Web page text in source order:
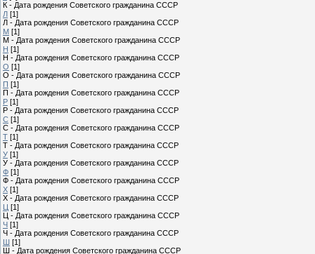
К - Дата рождения Советского гражданина СССР
Л [1]
Л - Дата рождения Советского гражданина СССР
М [1]
М - Дата рождения Советского гражданина СССР
Н [1]
Н - Дата рождения Советского гражданина СССР
О [1]
О - Дата рождения Советского гражданина СССР
П [1]
П - Дата рождения Советского гражданина СССР
Р [1]
Р - Дата рождения Советского гражданина СССР
С [1]
С - Дата рождения Советского гражданина СССР
Т [1]
Т - Дата рождения Советского гражданина СССР
У [1]
У - Дата рождения Советского гражданина СССР
Ф [1]
Ф - Дата рождения Советского гражданина СССР
Х [1]
Х - Дата рождения Советского гражданина СССР
Ц [1]
Ц - Дата рождения Советского гражданина СССР
Ч [1]
Ч - Дата рождения Советского гражданина СССР
Ш [1]
Ш - Дата рождения Советского гражданина СССР